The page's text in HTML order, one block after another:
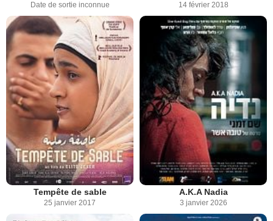
Date de sortie inconnue 14 février 2018
Tempête de sable
25 janvier 2017
A.K.A Nadia
3 janvier 2026